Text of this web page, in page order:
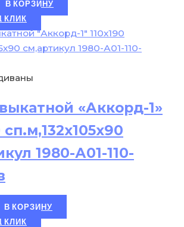
В КОРЗИНУ
КЛИК
«Аккорд-1»
сп.м,132х105х90
1980-А01-110-
В КОРЗИНУ
КЛИК